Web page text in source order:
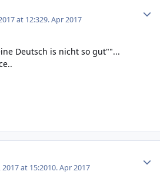
at 12:329. Apr 2017
Deutsch is nicht so gut""...
2017 at 15:2010. Apr 2017